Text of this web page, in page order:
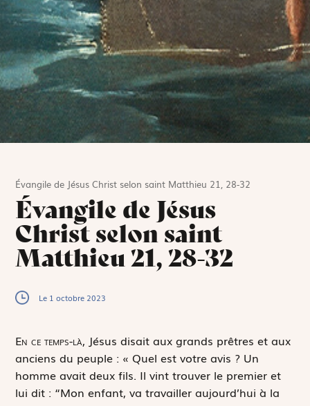
Évangile de Jésus Christ selon saint Matthieu 21, 28-32
Évangile de Jésus
Christ selon saint
Matthieu 21, 28-32
Le 1 octobre 2023
En ce temps-là, Jésus disait aux grands prêtres et aux
anciens du peuple : « Quel est votre avis ? Un
homme avait deux fils. Il vint trouver le premier et
lui dit : “Mon enfant, va travailler aujourd’hui à la